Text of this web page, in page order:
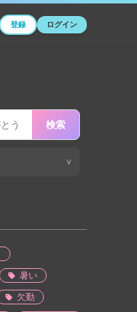
登録 ログイン
検索
∨
暑い
欠勤